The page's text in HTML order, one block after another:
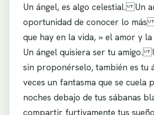
Un ángel, es algo celestial. Un
oportunidad de conocer lo
que hay en la vida, » el amor y la
Un ángel quisiera ser tu amigo.
sin proponérselo, también es tu
veces un fantasma que se cuela
noches debajo de tus sábanas
compartir furtivamente tus